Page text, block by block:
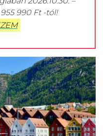
955 990 Ft -tól!